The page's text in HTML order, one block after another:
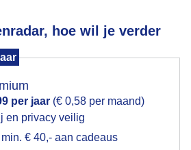
hoe wil je verder
per jaar (€ 0,58 per maand)
en privacy veilig
€ 40,- aan cadeaus
gebruiken voor het
akkoord op hebt gegeven,